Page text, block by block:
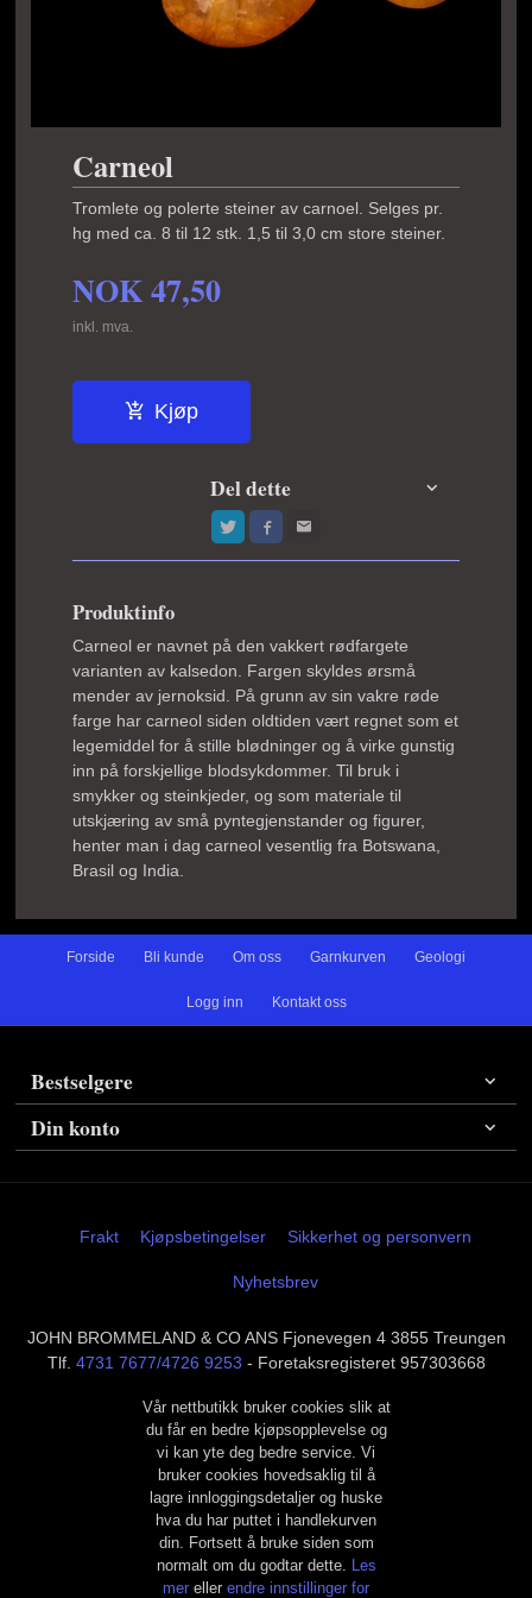
Carneol
Tromlete og polerte steiner av carnoel. Selges pr.
hg med ca. 8 til 12 stk. 1,5 til 3,0 cm store steiner.
NOK47,50
inkl. mva.
Kjøp
Del dette
Produktinfo
Carneol er navnet på den vakkert rødfargete
varianten av kalsedon. Fargen skyldes ørsmå
mender av jernoksid. På grunn av sin vakre røde
farge har carneol siden oldtiden vært regnet som et
legemiddel for å stille blødninger og å virke gunstig
inn på forskjellige blodsykdommer. Til bruk i
smykker og steinkjeder, og som materiale til
utskjæring av små pyntegjenstander og figurer,
henter man i dag carneol vesentlig fra Botswana,
Brasil og India.
Forside Bli kunde Om oss Garnkurven Geologi
Logg inn Kontakt oss
Bestselgere
Din konto
Frakt Kjøpsbetingelser Sikkerhet og personvern
Nyhetsbrev
JOHN BROMMELAND & CO ANS Fjonevegen 4 3855 Treungen
Tlf. 4731 7677/4726 9253 - Foretaksregisteret 957303668
Vår nettbutikk bruker cookies slik at
du får en bedre kjøpsopplevelse og
vi kan yte deg bedre service. Vi
bruker cookies hovedsaklig til å
lagre innloggingsdetaljer og huske
hva du har puttet i handlekurven
din. Fortsett å bruke siden som
normalt om du godtar dette. Les
mer eller endre innstillinger for